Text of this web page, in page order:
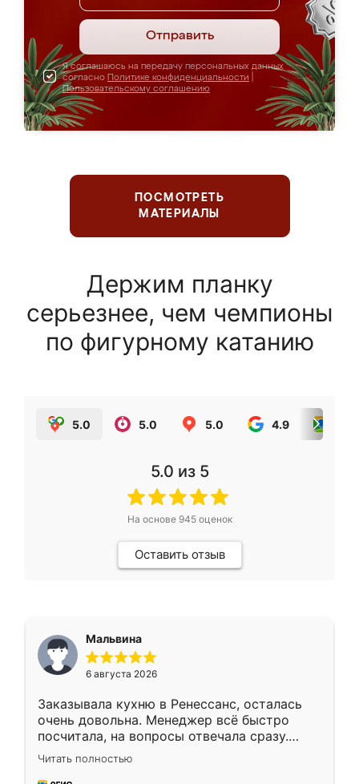
Отправить
Я соглашаюсь на передачу персональных данных
согласно Политике конфиденциальности
Пользовательскому соглашению
ПОСМОТРЕТЬ
МАТЕРИАЛЫ
Держим планку
серьезнее, чем чемпионы
по фигурному катанию
5.0 5.0 5.0 4.9
5.0 из 5
На основе 945оценок
Оставить отзыв
Мальвина
6 августа 2026
Заказывала кухню в Ренессанс, осталась
очень довольна. Менеджер всё быстро
посчитала, на вопросы отвечала сразу.
Замерщик приехал в субботу, подошёл к
делу со всей ответственностью. Собрали
Читать полностью